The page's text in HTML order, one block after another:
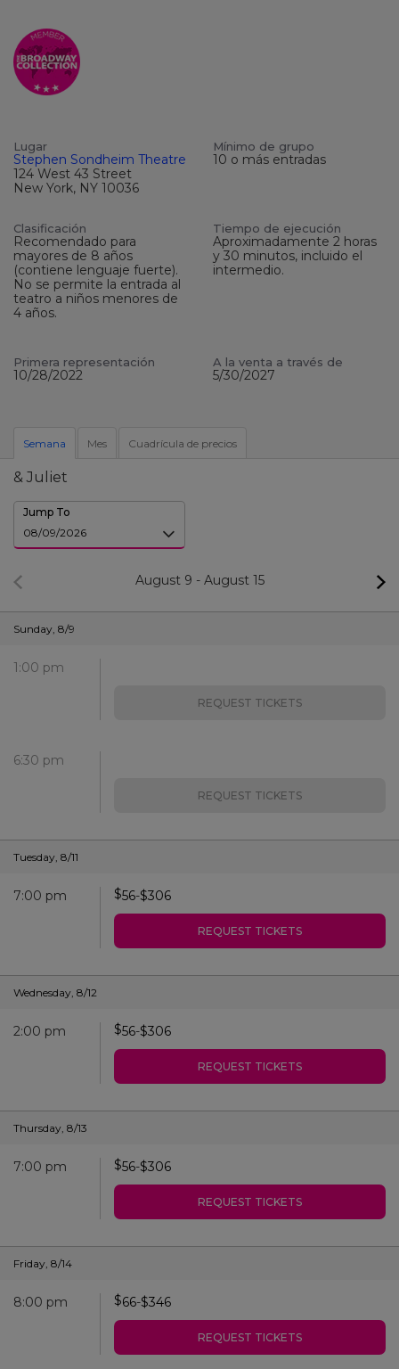
Lugar
Stephen Sondheim Theatre
124 West 43 Street
New York, NY 10036
Mínimo de grupo
10 o más entradas
Clasificación
Recomendado para
mayores de 8 años
(contiene lenguaje fuerte).
No se permite la entrada al
teatro a niños menores de
4 años.
Tiempo de ejecución
Aproximadamente 2 horas
y 30 minutos, incluido el
intermedio.
Primera representación
10/28/2022
A la venta a través de
5/30/2027
Semana Mes Cuadrícula de precios
& Juliet
Jump To
August 9 - August 15
Sunday, 8/9
1:00 pm
REQUEST TICKETS
6:30 pm
REQUEST TICKETS
Tuesday, 8/11
7:00 pm $56-$306
REQUEST TICKETS
Wednesday, 8/12
2:00 pm $56-$306
REQUEST TICKETS
Thursday, 8/13
7:00 pm $56-$306
REQUEST TICKETS
Friday, 8/14
8:00 pm $66-$346
REQUEST TICKETS